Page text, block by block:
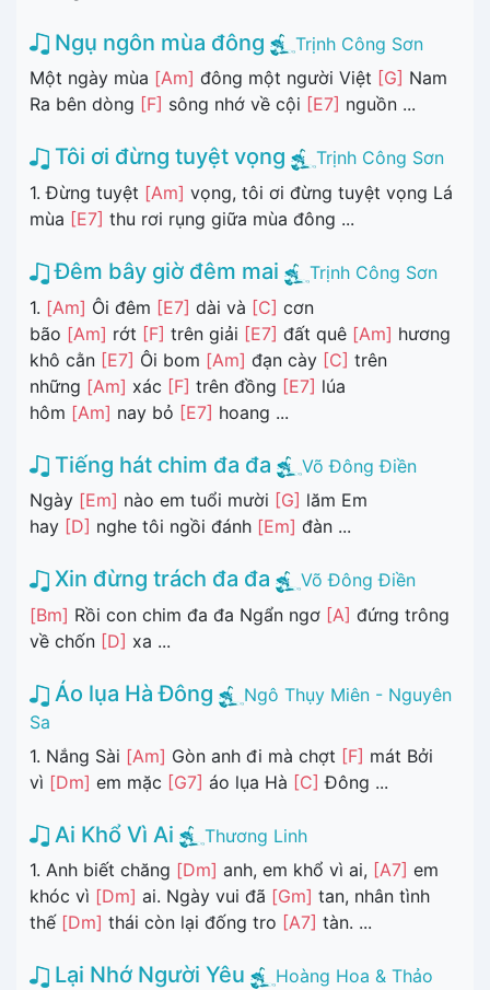
Ngụ ngôn mùa đông
Trịnh Công Sơn
Một ngày mùa [Am] đông một người Việt [G] Nam
Ra bên dòng [F] sông nhớ về cội [E7] nguồn ...
Tôi ơi đừng tuyệt vọng
Trịnh Công Sơn
1. Đừng tuyệt [Am] vọng, tôi ơi đừng tuyệt vọng Lá
mùa [E7] thu rơi rụng giữa mùa đông ...
Đêm bây giờ đêm mai
Trịnh Công Sơn
1. [Am] Ôi đêm [E7] dài và [C] cơn
bão [Am] rớt [F] trên giải [E7] đất quê [Am] hương
khô cằn [E7] Ôi bom [Am] đạn cày [C] trên
những [Am] xác [F] trên đồng [E7] lúa
hôm [Am] nay bỏ [E7] hoang ...
Tiếng hát chim đa đa
Võ Đông Điền
Ngày [Em] nào em tuổi mười [G] lăm Em
hay [D] nghe tôi ngồi đánh [Em] đàn ...
Xin đừng trách đa đa
Võ Đông Điền
[Bm] Rồi con chim đa đa Ngẩn ngơ [A] đứng trông
về chốn [D] xa ...
Áo lụa Hà Đông
Ngô Thụy Miên - Nguyên
Sa
1. Nắng Sài [Am] Gòn anh đi mà chợt [F] mát Bởi
vì [Dm] em mặc [G7] áo lụa Hà [C] Đông ...
Ai Khổ Vì Ai
Thương Linh
1. Anh biết chăng [Dm] anh, em khổ vì ai, [A7] em
khóc vì [Dm] ai. Ngày vui đã [Gm] tan, nhân tình
thế [Dm] thái còn lại đống tro [A7] tàn. ...
Lại Nhớ Người Yêu
Hoàng Hoa & Thảo